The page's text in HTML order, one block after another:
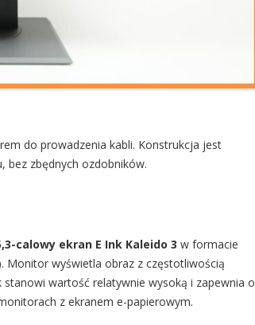
do prowadzenia kabli. Konstrukcja jest
bez zbędnych ozdobników.
calowy ekran E Ink Kaleido 3 w formacie
Monitor wyświetla obraz z częstotliwością
stanowi wartość relatywnie wysoką i zapewnia o
z ekranem e-papierowym.